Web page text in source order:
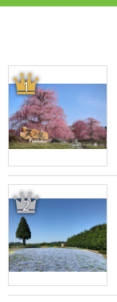
1
2